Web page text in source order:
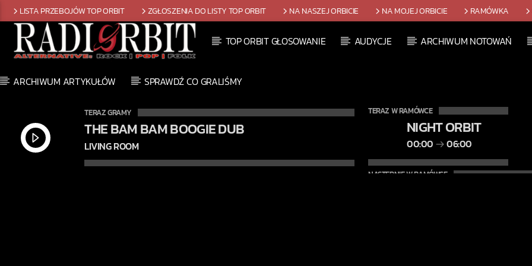
LISTA PRZEBOJÓW TOP ORBIT ZGŁOSZENIA DO LISTY TOP ORBIT NA NASZEJ ORBICIE NA MOJEJ ORBICIE RAMÓWKA
TOP ORBIT GŁOSOWANIE AUDYCJE ARCHIWUM NOTOWAŃ
ARCHIWUM ARTYKUŁÓW SPRAWDŹ CO GRALIŚMY
TERAZ GRAMY
THE BAM BAM BOOGIE DUB
LIVING ROOM
TERAZ W RAMÓWCE
NIGHT ORBIT
00:00 06:00
NASTĘPNIE W RAMÓWCE